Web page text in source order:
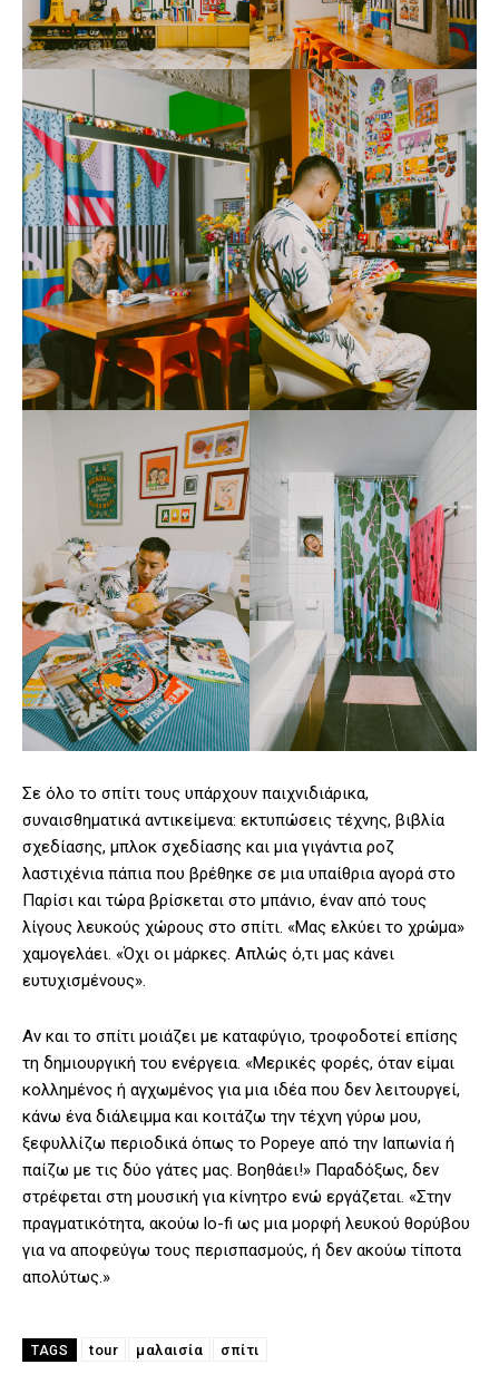
Σε όλο το σπίτι τους υπάρχουν παιχνιδιάρικα,
συναισθηματικά αντικείμενα: εκτυπώσεις τέχνης, βιβλία
σχεδίασης, μπλοκ σχεδίασης και μια γιγάντια ροζ
λαστιχένια πάπια που βρέθηκε σε μια υπαίθρια αγορά στο
Παρίσι και τώρα βρίσκεται στο μπάνιο, έναν από τους
λίγους λευκούς χώρους στο σπίτι. «Μας ελκύει το χρώμα»
χαμογελάει. «Όχι οι μάρκες. Απλώς ό,τι μας κάνει
ευτυχισμένους».
Αν και το σπίτι μοιάζει με καταφύγιο, τροφοδοτεί επίσης
τη δημιουργική του ενέργεια. «Μερικές φορές, όταν είμαι
κολλημένος ή αγχωμένος για μια ιδέα που δεν λειτουργεί,
κάνω ένα διάλειμμα και κοιτάζω την τέχνη γύρω μου,
ξεφυλλίζω περιοδικά όπως το Popeye από την Ιαπωνία ή
παίζω με τις δύο γάτες μας. Βοηθάει!» Παραδόξως, δεν
στρέφεται στη μουσική για κίνητρο ενώ εργάζεται. «Στην
πραγματικότητα, ακούω lo-fi ως μια μορφή λευκού θορύβου
για να αποφεύγω τους περισπασμούς, ή δεν ακούω τίποτα
απολύτως.»
TAGS tour μαλαισία σπίτι